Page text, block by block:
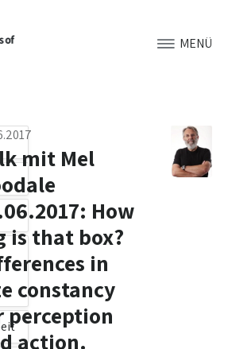
MENÜ
mit Mel
How
is that box?
in
constancy
perception
action.